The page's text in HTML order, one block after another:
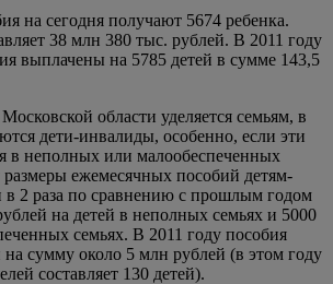
на сегодня получают 5674 ребенка.
38 млн 380 тыс. рублей. В 2011 году
выплачены на 5785 детей в сумме 143,5
области уделяется семьям, в
дети-инвалиды, особенно, если эти
в неполных или малообеспеченных
размеры ежемесячных пособий детям-
2 раза по сравнению с прошлым годом
на детей в неполных семьях и 5000
семьях. В 2011 году пособия
сумму около 5 млн рублей (в этом году
составляет 130 детей).